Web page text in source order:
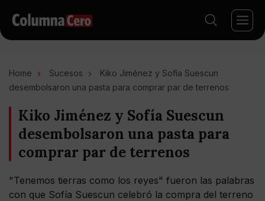
Home Sucesos
Kiko Jiménez y Sofía Suescun
desembolsaron una pasta para comprar par de terrenos
Kiko Jiménez y Sofía Suescun
desembolsaron una pasta para
comprar par de terrenos
"Tenemos tierras como los reyes" fueron las palabras
con que Sofía Suescun celebró la compra del terreno